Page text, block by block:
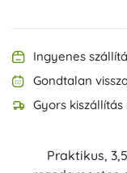
Ingyenes
Gondtalan
Gyors
Praktikus,